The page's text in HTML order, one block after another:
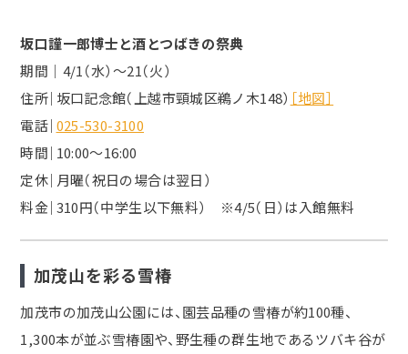
坂口謹一郎博士と酒とつばきの祭典
期間│4/1（水）～21（火）
住所｜坂口記念館（上越市頸城区鵜ノ木148） ［地図］
電話｜ 025-530-3100
時間｜10:00～16:00
定休｜月曜（祝日の場合は翌日）
料金｜310円（中学生以下無料） ※4/5（日）は入館無料
加茂山を彩る雪椿
加茂市の加茂山公園には、園芸品種の雪椿が約100種、
1,300本が並ぶ雪椿園や、野生種の群生地であるツバキ谷が